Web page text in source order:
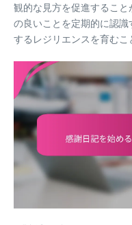
観的な見方を促進するこ
の良いことを定期的に認
するレジリエンスを育むこ